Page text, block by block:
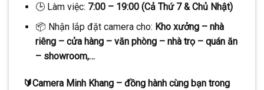
🕒 Làm việc: 7:00 – 19:00 (Cả Thứ 7 & Chủ Nhật)
📦 Nhận lắp đặt camera cho: Kho xưởng – nhà
riêng – cửa hàng – văn phòng – nhà trọ – quán ăn
– showroom,…
🔰Camera Minh Khang – đồng hành cùng bạn trong